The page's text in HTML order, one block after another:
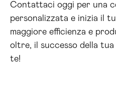
Contattaci oggi per una
personalizzata e inizia il
maggiore efficienza e
oltre, il successo della tua
te!